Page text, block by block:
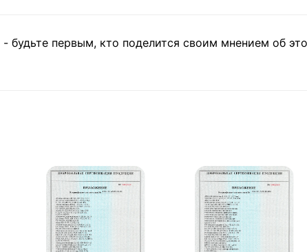
будьте первым, кто поделится своим мнением об